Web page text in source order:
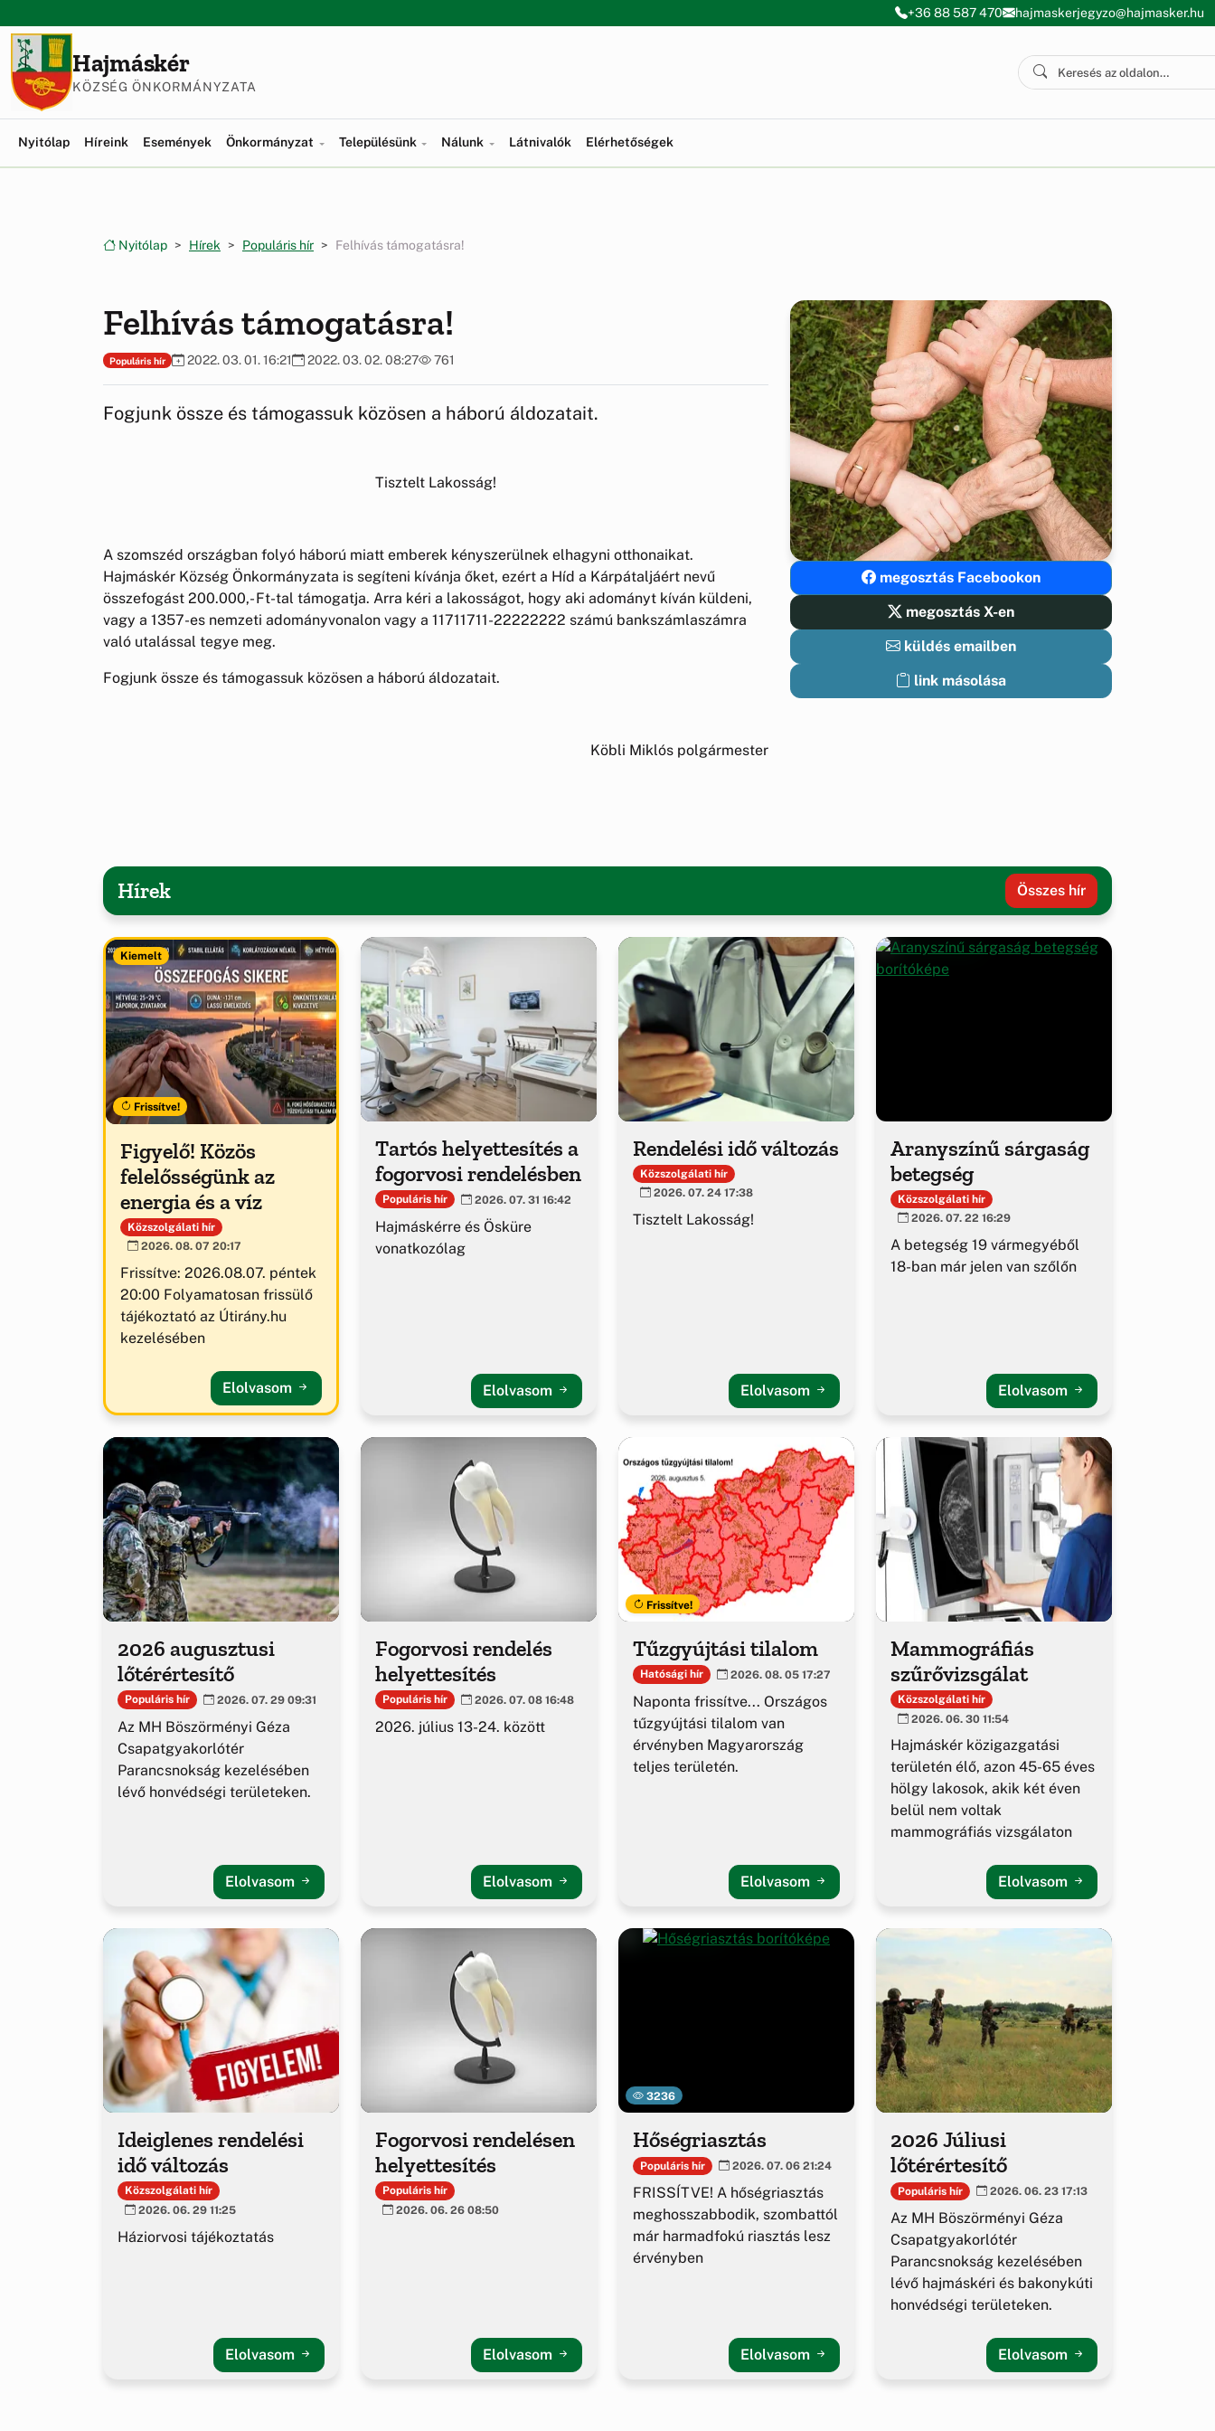
+36 88 587 470 hajmaskerjegyzo@hajmasker.hu
Hajmáskér
KÖZSÉG ÖNKORMÁNYZATA
Nyitólap Híreink Események Önkormányzat Településünk Nálunk Látnivalók Elérhetőségek
Nyitólap Hírek Populáris hír Felhívás támogatásra!
Felhívás támogatásra!
Populáris hír 2022. 03. 01. 16:21 2022. 03. 02. 08:27 761
Fogjunk össze és támogassuk közösen a háború áldozatait.
Tisztelt Lakosság!
A szomszéd országban folyó háború miatt emberek kényszerülnek elhagyni otthonaikat.
Hajmáskér Község Önkormányzata is segíteni kívánja őket, ezért a Híd a Kárpátaljáért nevű
összefogást 200.000,- Ft-tal támogatja. Arra kéri a lakosságot, hogy aki adományt kíván küldeni,
vagy a 1357-es nemzeti adományvonalon vagy a 11711711-22222222 számú bankszámlaszámra
való utalással tegye meg.
Fogjunk össze és támogassuk közösen a háború áldozatait.
Köbli Miklós polgármester
megosztás Facebookon
megosztás X-en
küldés emailben
link másolása
Hírek Összes hír
Kiemelt
Frissítve!
Figyelő! Közös
felelősségünk az
energia és a víz
Közszolgálati hír
2026. 08. 07 20:17
Frissítve: 2026.08.07. péntek
20:00 Folyamatosan frissülő
tájékoztató az Útirány.hu
kezelésében
Elolvasom
Tartós helyettesítés a
fogorvosi rendelésben
Populáris hír 2026. 07. 31 16:42
Hajmáskérre és Ösküre
vonatkozólag
Elolvasom
Rendelési idő változás
Közszolgálati hír
2026. 07. 24 17:38
Tisztelt Lakosság!
Elolvasom
Aranyszínű sárgaság
betegség
Közszolgálati hír
2026. 07. 22 16:29
A betegség 19 vármegyéből
18-ban már jelen van szőlőn
Elolvasom
2026 augusztusi
lőtérértesítő
Populáris hír 2026. 07. 29 09:31
Az MH Böszörményi Géza
Csapatgyakorlótér
Parancsnokság kezelésében
lévő honvédségi területeken.
Elolvasom
Fogorvosi rendelés
helyettesítés
Populáris hír 2026. 07. 08 16:48
2026. július 13-24. között
Elolvasom
Frissítve!
Tűzgyújtási tilalom
Hatósági hír 2026. 08. 05 17:27
Naponta frissítve... Országos
tűzgyújtási tilalom van
érvényben Magyarország
teljes területén.
Elolvasom
Mammográfiás
szűrővizsgálat
Közszolgálati hír
2026. 06. 30 11:54
Hajmáskér közigazgatási
területén élő, azon 45-65 éves
hölgy lakosok, akik két éven
belül nem voltak
mammográfiás vizsgálaton
Elolvasom
Ideiglenes rendelési
idő változás
Közszolgálati hír
2026. 06. 29 11:25
Háziorvosi tájékoztatás
Elolvasom
Fogorvosi rendelésen
helyettesítés
Populáris hír
2026. 06. 26 08:50
Elolvasom
3236
Hőségriasztás
Populáris hír 2026. 07. 06 21:24
FRISSÍTVE! A hőségriasztás
meghosszabbodik, szombattól
már harmadfokú riasztás lesz
érvényben
Elolvasom
2026 Júliusi
lőtérértesítő
Populáris hír 2026. 06. 23 17:13
Az MH Böszörményi Géza
Csapatgyakorlótér
Parancsnokság kezelésében
lévő hajmáskéri és bakonykúti
honvédségi területeken.
Elolvasom